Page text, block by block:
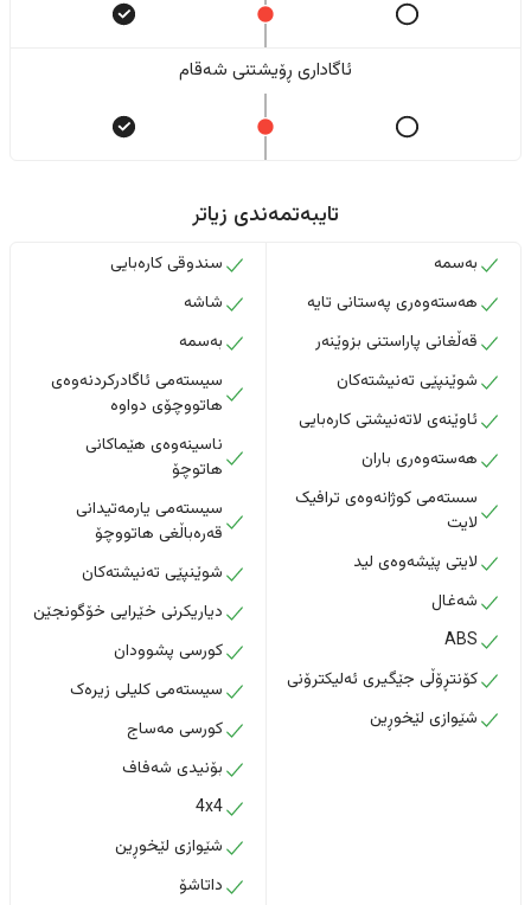
ئاگاداری ڕۆیشتنی شەقام
تایبەتمەندی زیاتر
بەسمە
هەستەوەری پەستانی تایە
قەڵغانی پاراستنی بزوێنەر
شوێنپێی تەنیشتەکان
ئاوێنەی لاتەنیشتی کارەبایی
هەستەوەری باران
سستەمی کوژانەوەی ترافیک
لایت
لایتی پێشەوەی لید
شەغال
ABS
کۆنتڕۆڵی جێگیری ئەلیکترۆنی
شێوازی لێخوڕین
سندوقی کارەبایی
شاشە
بەسمە
سیستەمی ئاگادرکردنەوەی
هاتووچۆی دواوە
ناسینەوەی هێماکانی
هاتوچۆ
سیستەمی یارمەتیدانی
قەرەباڵغی هاتووچۆ
شوێنپێی تەنیشتەکان
دیاریکرنی خێرایی خۆگونجێن
کورسی پشوودان
سیستەمی کلیلی زیرەک
کورسی مەساج
بۆنیدی شەفاف
4x4
شێوازی لێخوڕین
داتاشۆ